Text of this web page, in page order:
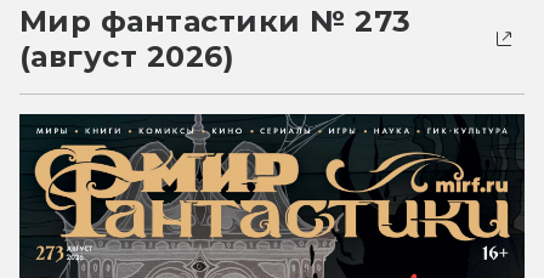
Мир фантастики № 273
(август 2026)